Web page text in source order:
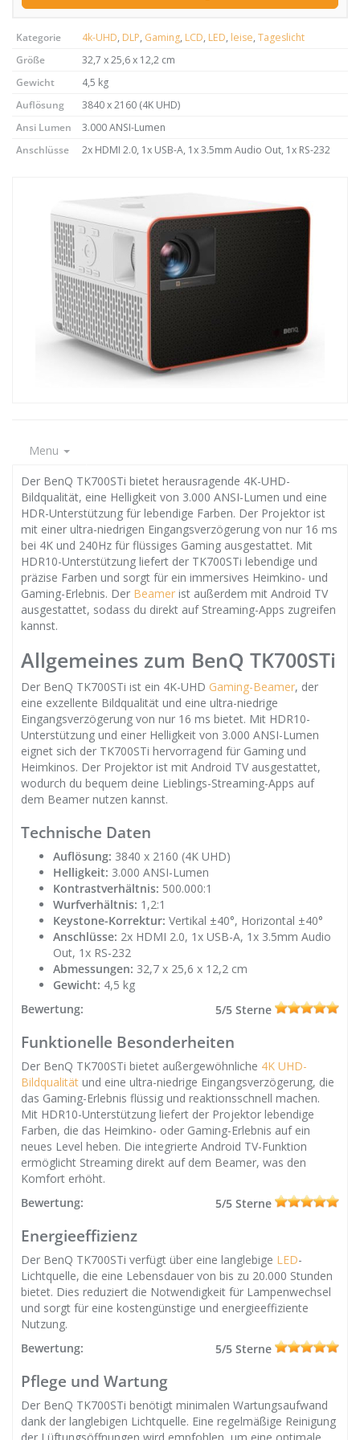
Kategorie 4k-UHD, DLP, Gaming, LCD, LED, leise, Tageslicht
Größe
32,7 x 25,6 x 12,2 cm
Gewicht
4,5 kg
Auflösung
3840 x 2160 (4K UHD)
Ansi Lumen
3.000 ANSI-Lumen
Anschlüsse
2x HDMI 2.0, 1x USB-A, 1x 3.5mm Audio Out, 1x RS-232
Menu
Der BenQ TK700STi bietet herausragende 4K-UHD-
Bildqualität, eine Helligkeit von 3.000 ANSI-Lumen und eine
HDR-Unterstützung für lebendige Farben. Der Projektor ist
mit einer ultra-niedrigen Eingangsverzögerung von nur 16 ms
bei 4K und 240Hz für flüssiges Gaming ausgestattet. Mit
HDR10-Unterstützung liefert der TK700STi lebendige und
präzise Farben und sorgt für ein immersives Heimkino- und
Gaming-Erlebnis. Der Beamer ist außerdem mit Android TV
ausgestattet, sodass du direkt auf Streaming-Apps zugreifen
kannst.
Allgemeines zum BenQ TK700STi
Der BenQ TK700STi ist ein 4K-UHD Gaming-Beamer, der
eine exzellente Bildqualität und eine ultra-niedrige
Eingangsverzögerung von nur 16 ms bietet. Mit HDR10-
Unterstützung und einer Helligkeit von 3.000 ANSI-Lumen
eignet sich der TK700STi hervorragend für Gaming und
Heimkinos. Der Projektor ist mit Android TV ausgestattet,
wodurch du bequem deine Lieblings-Streaming-Apps auf
dem Beamer nutzen kannst.
Technische Daten
Auflösung: 3840 x 2160 (4K UHD)
Helligkeit: 3.000 ANSI-Lumen
Kontrastverhältnis: 500.000:1
Wurfverhältnis: 1,2:1
Keystone-Korrektur: Vertikal ±40°, Horizontal ±40°
Anschlüsse: 2x HDMI 2.0, 1x USB-A, 1x 3.5mm Audio
Out, 1x RS-232
Abmessungen: 32,7 x 25,6 x 12,2 cm
Gewicht: 4,5 kg
Bewertung:
5/5 Sterne
Funktionelle Besonderheiten
Der BenQ TK700STi bietet außergewöhnliche 4K UHD-
Bildqualität und eine ultra-niedrige Eingangsverzögerung, die
das Gaming-Erlebnis flüssig und reaktionsschnell machen.
Mit HDR10-Unterstützung liefert der Projektor lebendige
Farben, die das Heimkino- oder Gaming-Erlebnis auf ein
neues Level heben. Die integrierte Android TV-Funktion
ermöglicht Streaming direkt auf dem Beamer, was den
Komfort erhöht.
Bewertung:
5/5 Sterne
Energieeffizienz
Der BenQ TK700STi verfügt über eine langlebige LED-
Lichtquelle, die eine Lebensdauer von bis zu 20.000 Stunden
bietet. Dies reduziert die Notwendigkeit für Lampenwechsel
und sorgt für eine kostengünstige und energieeffiziente
Nutzung.
Bewertung:
5/5 Sterne
Pflege und Wartung
Der BenQ TK700STi benötigt minimalen Wartungsaufwand
dank der langlebigen Lichtquelle. Eine regelmäßige Reinigung